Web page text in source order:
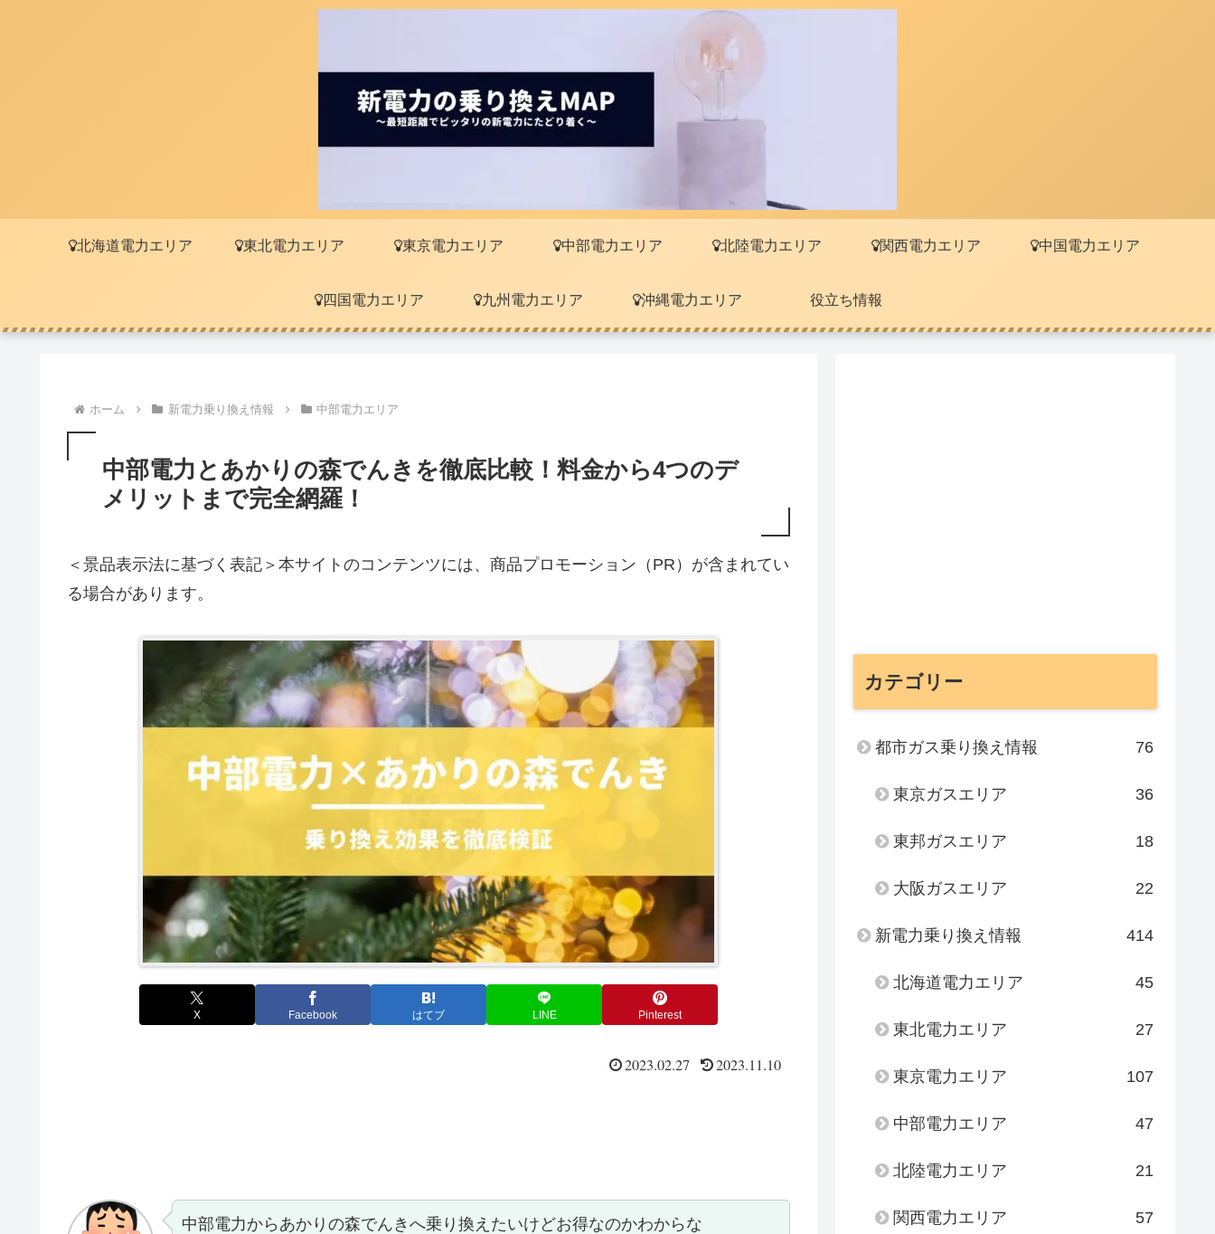
北海道電力エリア 東北電力エリア 東京電力エリア 中部電力エリア 北陸電力エリア 関西電力エリア 中国電力エリア
四国電力エリア 九州電力エリア 沖縄電力エリア 役立ち情報
ホーム 新電力乗り換え情報 中部電力エリア
中部電力とあかりの森でんきを徹底比較！料金から4つのデ
メリットまで完全網羅！
＜景品表示法に基づく表記＞本サイトのコンテンツには、商品プロモーション（PR）が含まれてい
る場合があります。
X Facebook はてブ LINE Pinterest
2023.02.27 2023.11.10
中部電力からあかりの森でんきへ乗り換えたいけどお得なのかわからな
カテゴリー
都市ガス乗り換え情報 76
東京ガスエリア 36
東邦ガスエリア 18
大阪ガスエリア 22
新電力乗り換え情報 414
北海道電力エリア 45
東北電力エリア 27
東京電力エリア 107
中部電力エリア 47
北陸電力エリア 21
関西電力エリア 57